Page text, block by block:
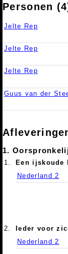
Personen
Jelte Rep
Jelte Rep
Jelte Rep
Guus van der
1.
1.
Een ijskoude
Nederland 2
2.
Ieder voor
Nederland 2